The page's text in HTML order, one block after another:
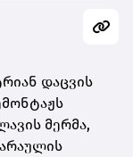
დაცვის
მერმა,